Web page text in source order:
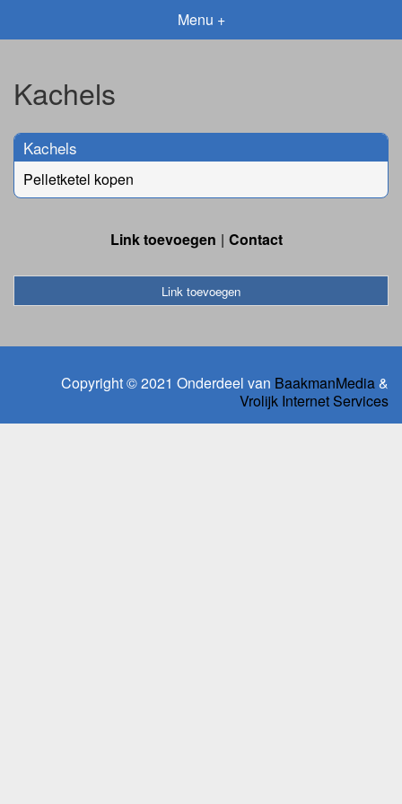
Menu +
Kachels
Kachels
Pelletketel kopen
Link toevoegen Contact
Link toevoegen
Copyright © 2021 Onderdeel van BaakmanMedia&
Vrolijk Internet Services